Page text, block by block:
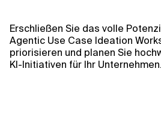
Kontextdateien
Erschließen Sie das volle
Agentic Use Case Ideation
priorisieren und planen Sie
KI-Initiativen für Ihr Unternehmen.